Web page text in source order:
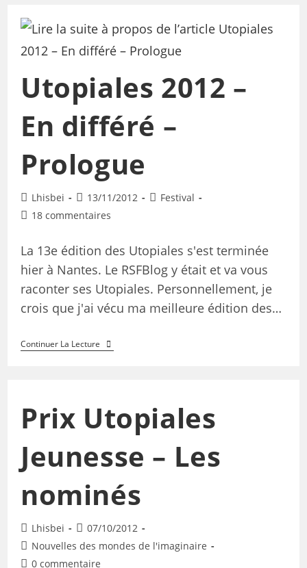
Utopiales 2012 –
En différé –
Prologue
Lhisbei 13/11/2012
Festival
18 commentaires
La 13e édition des Utopiales s'est terminée
hier à Nantes. Le RSFBlog y était et va vous
raconter ses Utopiales. Personnellement, je
crois que j'ai vécu ma meilleure édition des…
Continuer La Lecture
Prix Utopiales
Jeunesse – Les
nominés
Lhisbei
07/10/2012
Nouvelles des mondes de l'imaginaire
0 commentaire